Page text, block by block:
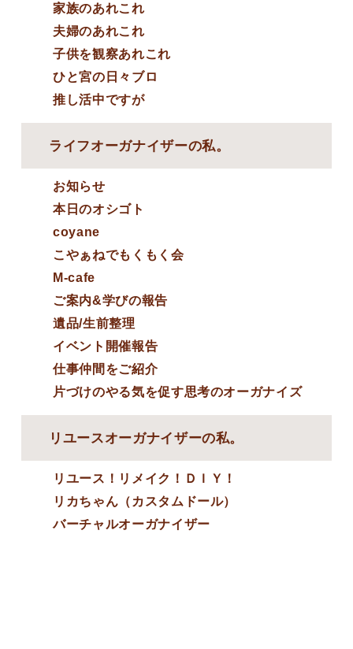
家族のあれこれ
夫婦のあれこれ
子供を観察あれこれ
ひと宮の日々ブロ
推し活中ですが
ライフオーガナイザーの私。
お知らせ
本日のオシゴト
coyane
こやぁねでもくもく会
M-cafe
ご案内&学びの報告
遺品/生前整理
イベント開催報告
仕事仲間をご紹介
片づけのやる気を促す思考のオーガナイズ
リユースオーガナイザーの私。
リユース！リメイク！ＤＩＹ！
リカちゃん（カスタムドール）
バーチャルオーガナイザー